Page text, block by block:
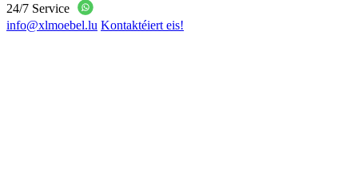
24/7 Service
info@xlmoebel.lu Kontaktéiert eis!